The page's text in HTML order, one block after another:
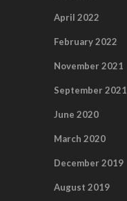
April 2022
February 2022
November 2021
September 2021
June 2020
March 2020
December 2019
August 2019